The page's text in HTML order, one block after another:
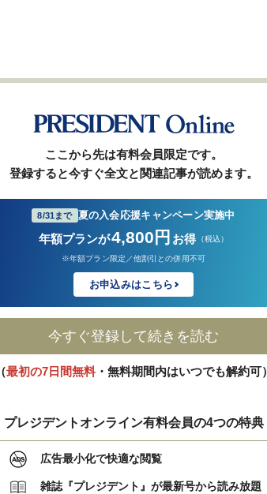
ここから先は有料会員限定です。
登録すると今すぐ全文と関連記事が読めます。
8/31まで 夏の入会応援キャンペーン実施中
年額プランが4,800円 お得 （税込）
※年額プラン限定／他割引との併用不可
お申込みはこちら
今すぐ登録して続きを読む
（最初の7日間無料・無料期間内はいつでも解約可）
プレジデントオンライン有料会員の4つの特典
広告最小化で快適な閲覧
雑誌『プレジデント』が最新号から読み放題